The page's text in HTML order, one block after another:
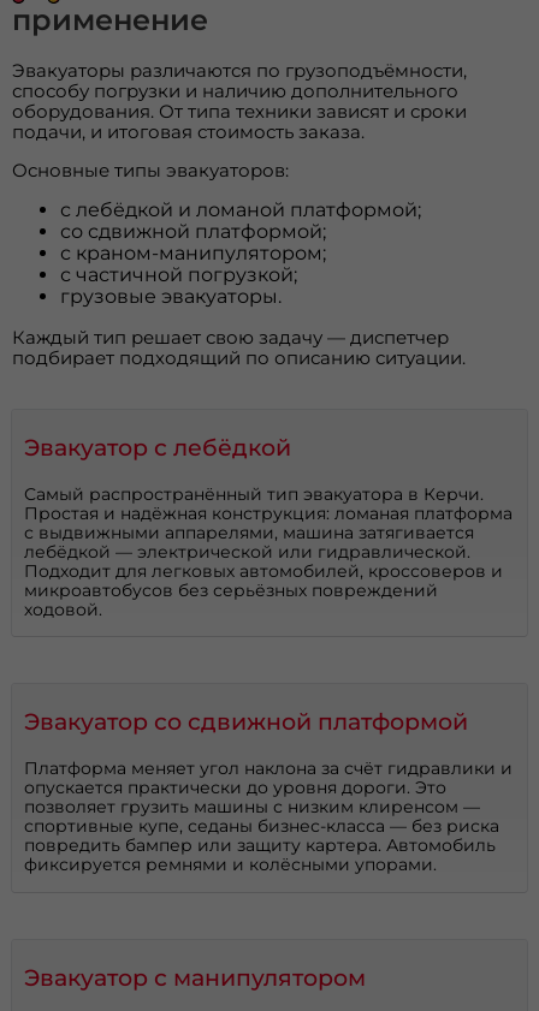
применение
Эвакуаторы различаются по грузоподъёмности,
способу погрузки и наличию дополнительного
оборудования. От типа техники зависят и сроки
подачи, и итоговая стоимость заказа.
Основные типы эвакуаторов:
с лебёдкой и ломаной платформой;
со сдвижной платформой;
с краном-манипулятором;
с частичной погрузкой;
грузовые эвакуаторы.
Каждый тип решает свою задачу — диспетчер
подбирает подходящий по описанию ситуации.
Эвакуатор с лебёдкой
Самый распространённый тип эвакуатора в Керчи.
Простая и надёжная конструкция: ломаная платформа
с выдвижными аппарелями, машина затягивается
лебёдкой — электрической или гидравлической.
Подходит для легковых автомобилей, кроссоверов и
микроавтобусов без серьёзных повреждений
ходовой.
Эвакуатор со сдвижной платформой
Платформа меняет угол наклона за счёт гидравлики и
опускается практически до уровня дороги. Это
позволяет грузить машины с низким клиренсом —
спортивные купе, седаны бизнес-класса — без риска
повредить бампер или защиту картера. Автомобиль
фиксируется ремнями и колёсными упорами.
Эвакуатор с манипулятором